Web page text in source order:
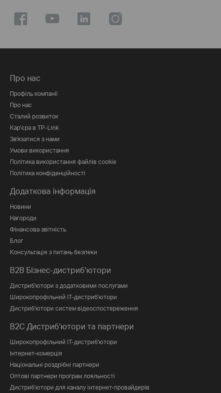
Про нас
Профіль компанії
Про нас
Сталий розвиток
Кар'єра в TP-Link
Зв'язатися з нами
Умови використання
Політика використання файлів cookie
Політика конфіденційності
Додаткова інформація
Новини
Нагороди
Фінансова звітність
Блог
Консультація з питань безпеки
B2B Бізнес-дистриб'ютори
Дистриб'ютори з додатковими послугами
Широкопрофільний IT-дистриб'ютори
Дистриб'ютори систем відеоспостереження
B2C Дистриб'ютори та партнери
Широкопрофільний IT-дистриб'ютори
Інтернет-комерція
Національні роздрібні партнери
Оптові партнери програм лояльності
Дистриб'ютори для каналу інтернет-провайдерів